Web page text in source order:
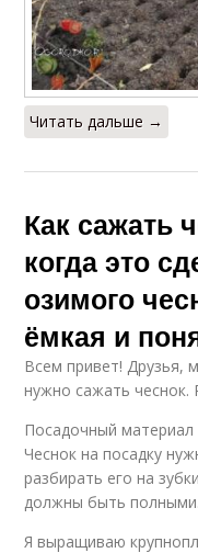
Читать дальше →
Как сажать
когда это
озимого
ёмкая и
Всем привет! Друзья,
нужно сажать чеснок.
Посадочный материал
Чеснок на посадку
разбирать его на
должны быть полными.
Я выращиваю